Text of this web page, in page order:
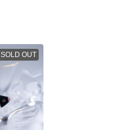
SOLD OUT